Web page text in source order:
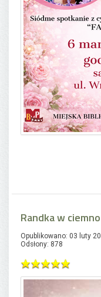
Randka w
Opublikowano: 03 luty
Odsłony: 878